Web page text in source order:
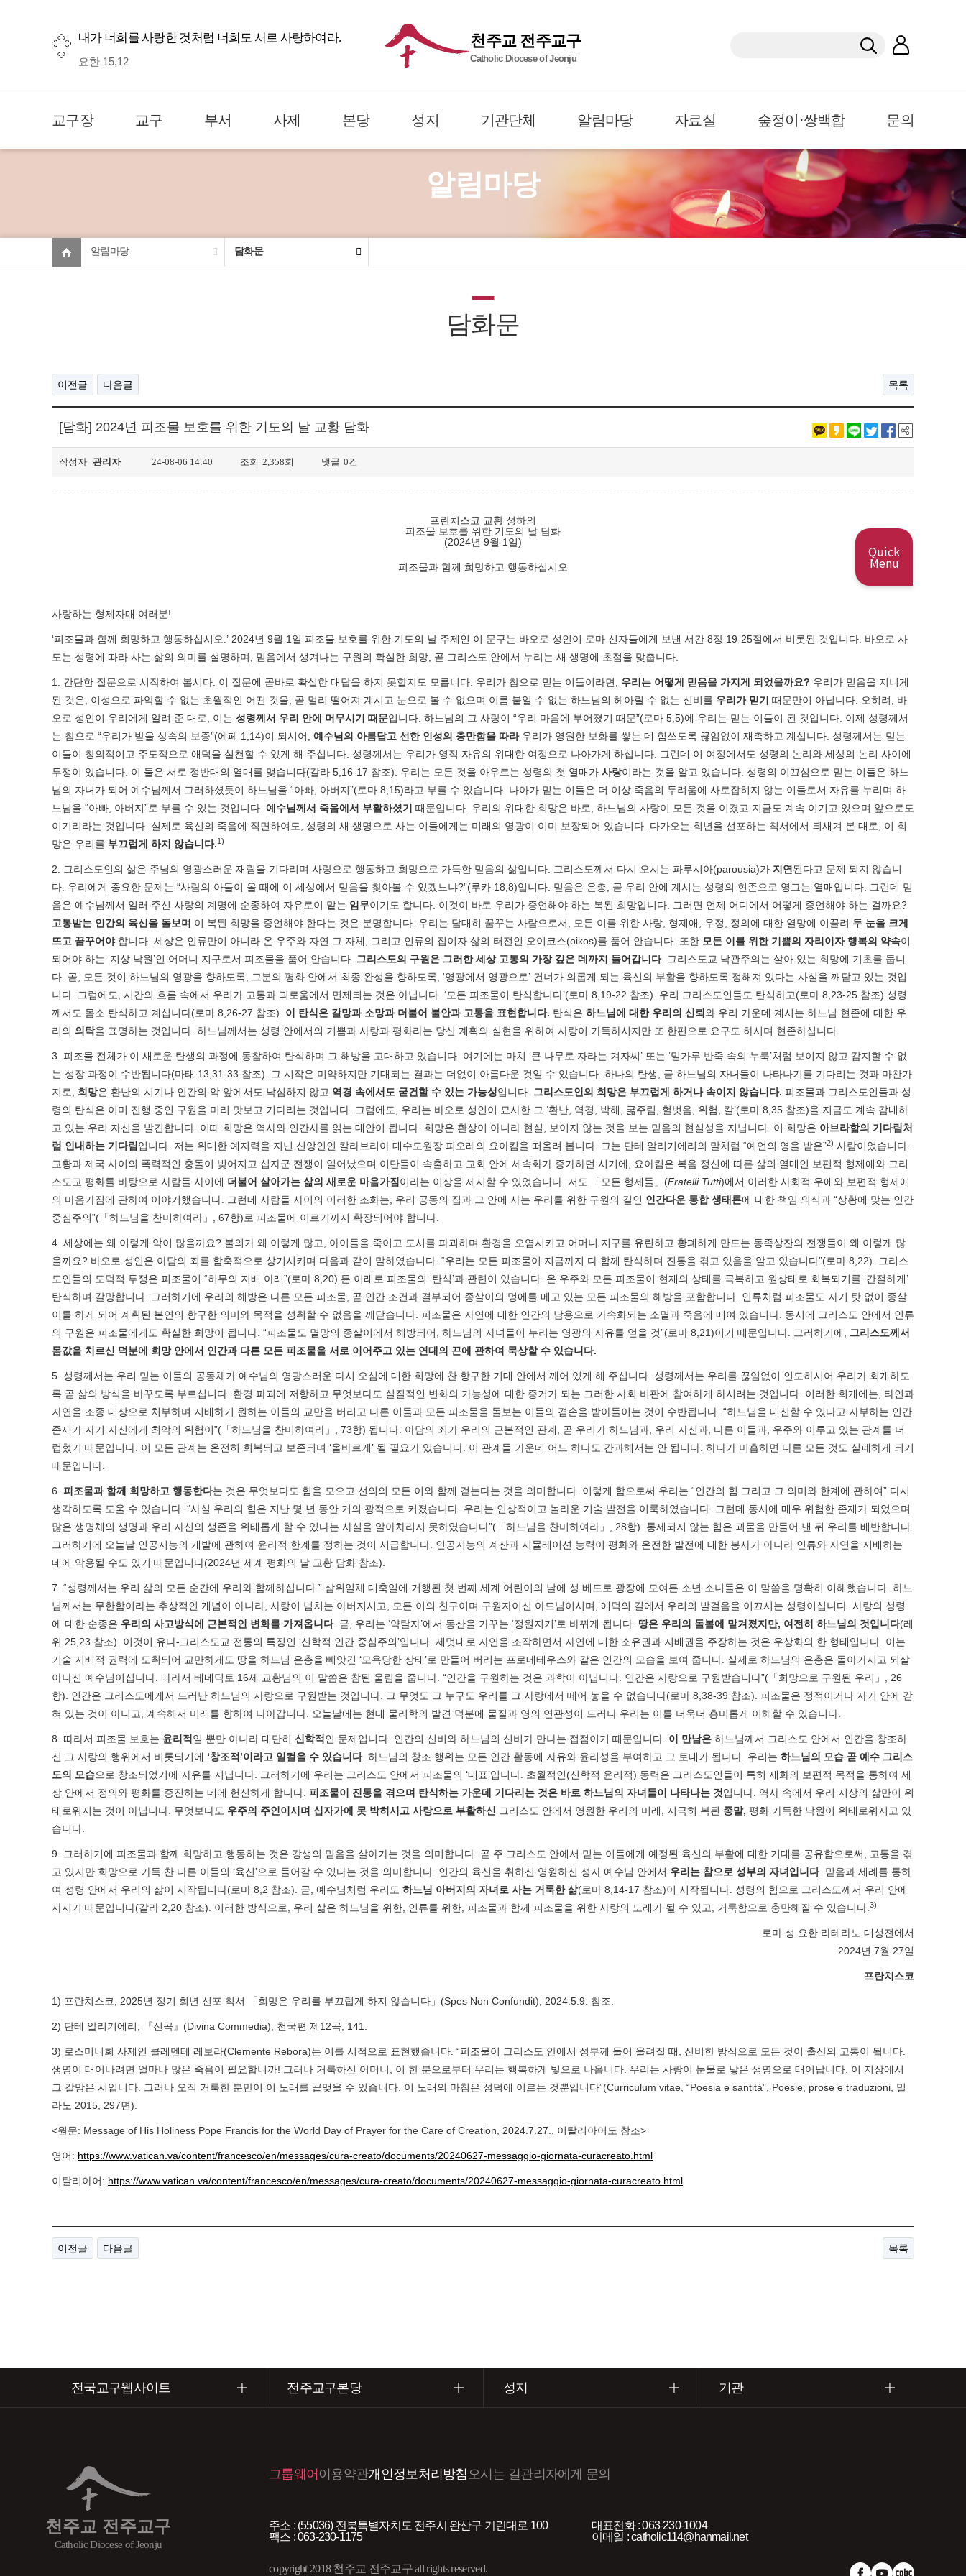
Quick
Menu
내가 너희를 사랑한 것처럼 너희도 서로 사랑하여라.
요한 15,12
천주교 전주교구
Catholic Diocese of Jeonju
교구장 교구 부서 사제 본당 성지 기관단체 알림마당 자료실 숲정이·쌍백합 문의
알림마당
알림마당 담화문
담화문
이전글 다음글 목록
[담화] 2024년 피조물 보호를 위한 기도의 날 교황 담화
작성자 관리자 24-08-06 14:40 조회 2,358회 댓글 0건
프란치스코 교황 성하의
피조물 보호를 위한 기도의 날 담화
(2024년 9월 1일)
피조물과 함께 희망하고 행동하십시오
사랑하는 형제자매 여러분!
‘피조물과 함께 희망하고 행동하십시오.’ 2024년 9월 1일 피조물 보호를 위한 기도의 날 주제인 이 문구는 바오로 성인이 로마 신자들에게 보낸 서간 8장 19-25절에서 비롯된 것입니다. 바오로 사
도는 성령에 따라 사는 삶의 의미를 설명하며, 믿음에서 생겨나는 구원의 확실한 희망, 곧 그리스도 안에서 누리는 새 생명에 초점을 맞춥니다.
1. 간단한 질문으로 시작하여 봅시다. 이 질문에 곧바로 확실한 대답을 하지 못할지도 모릅니다. 우리가 참으로 믿는 이들이라면, 우리는 어떻게 믿음을 가지게 되었을까요? 우리가 믿음을 지니게
된 것은, 이성으로 파악할 수 없는 초월적인 어떤 것을, 곧 멀리 떨어져 계시고 눈으로 볼 수 없으며 이름 붙일 수 없는 하느님의 헤아릴 수 없는 신비를 우리가 믿기
때문만이 아닙니다. 오히려, 바
오로 성인이 우리에게 알려 준 대로, 이는 성령께서 우리 안에 머무시기 때문입니다. 하느님의 그 사랑이 “우리 마음에 부어졌기 때문”(로마 5,5)에 우리는 믿는 이들이 된 것입니다. 이제 성령께서
는 참으로 “우리가 받을 상속의 보증”(에페 1,14)이 되시어, 예수님의 아름답고 선한 인성의 충만함을 따라우리가 영원한 보화를 쌓는 데 힘쓰도록 끊임없이 재촉하고 계십니다. 성령께서는 믿는
이들이 창의적이고 주도적으로 애덕을 실천할 수 있게 해 주십니다. 성령께서는 우리가 영적 자유의 위대한 여정으로 나아가게 하십니다. 그런데 이 여정에서도 성령의 논리와 세상의 논리 사이에
투쟁이 있습니다. 이 둘은 서로 정반대의 열매를 맺습니다(갈라 5,16-17 참조). 우리는 모든 것을 아우르는 성령의 첫 열매가 사랑이라는 것을 알고 있습니다. 성령의 이끄심으로 믿는 이들은 하느
님의 자녀가 되어 예수님께서 그러하셨듯이 하느님을 “아빠, 아버지”(로마 8,15)라고 부를 수 있습니다. 나아가 믿는 이들은 더 이상 죽음의 두려움에 사로잡히지 않는 이들로서 자유를 누리며 하
느님을 “아빠, 아버지”로 부를 수 있는 것입니다. 예수님께서 죽음에서 부활하셨기
때문입니다. 우리의 위대한 희망은 바로, 하느님의 사랑이 모든 것을 이겼고 지금도 계속 이기고 있으며 앞으로도
이기리라는 것입니다. 실제로 육신의 죽음에 직면하여도, 성령의 새 생명으로 사는 이들에게는 미래의 영광이 이미 보장되어 있습니다. 다가오는 희년을 선포하는 칙서에서 되새겨 본 대로, 이 희
망은 우리를 부끄럽게 하지 않습니다.1)
2. 그리스도인의 삶은 주님의 영광스러운 재림을 기다리며 사랑으로 행동하고 희망으로 가득한 믿음의 삶입니다. 그리스도께서 다시 오시는 파루시아(parousia)가 지연 된다고 문제 되지 않습니
다. 우리에게 중요한 문제는 “사람의 아들이 올 때에 이 세상에서 믿음을 찾아볼 수 있겠느냐?”(루카 18,8)입니다. 믿음은 은총, 곧 우리 안에 계시는 성령의 현존으로 영그는 열매입니다. 그런데 믿
음은 예수님께서 일러 주신 사랑의 계명에 순종하여 자유로이 맡는 임무이기도 합니다. 이것이 바로 우리가 증언해야 하는 복된 희망입니다. 그러면 언제 어디에서 어떻게 증언해야 하는 걸까요?
고통받는 인간의 육신을 돌보며 이 복된 희망을 증언해야 한다는 것은 분명합니다. 우리는 담대히 꿈꾸는 사람으로서, 모든 이를 위한 사랑, 형제애, 우정, 정의에 대한 열망에 이끌려 두 눈을 크게
뜨고 꿈꾸어야합니다. 세상은 인류만이 아니라 온 우주와 자연 그 자체, 그리고 인류의 집이자 삶의 터전인 오이코스(oikos)를 품어 안습니다. 또한 모든 이를 위한 기쁨의 자리이자 행복의 약속이
되어야 하는 ‘지상 낙원’인 어머니 지구로서 피조물을 품어 안습니다. 그리스도의 구원은 그러한 세상 고통의 가장 깊은 데까지 들어갑니다. 그리스도교 낙관주의는 살아 있는 희망에 기초를 둡니
다. 곧, 모든 것이 하느님의 영광을 향하도록, 그분의 평화 안에서 최종 완성을 향하도록, ‘영광에서 영광으로’ 건너가 의롭게 되는 육신의 부활을 향하도록 정해져 있다는 사실을 깨닫고 있는 것입
니다. 그럼에도, 시간의 흐름 속에서 우리가 고통과 괴로움에서 면제되는 것은 아닙니다. ‘모든 피조물이 탄식합니다’(로마 8,19-22 참조). 우리 그리스도인들도 탄식하고(로마 8,23-25 참조) 성령
께서도 몸소 탄식하고 계십니다(로마 8,26-27 참조). 이 탄식은 갈망과 소망과 더불어 불안과 고통을 표현합니다. 탄식은 하느님에 대한 우리의 신뢰와 우리 가운데 계시는 하느님 현존에 대한 우
리의 의탁을 표명하는 것입니다. 하느님께서는 성령 안에서의 기쁨과 사랑과 평화라는 당신 계획의 실현을 위하여 사랑이 가득하시지만 또 한편으로 요구도 하시며 현존하십니다.
3. 피조물 전체가 이 새로운 탄생의 과정에 동참하여 탄식하며 그 해방을 고대하고 있습니다. 여기에는 마치 ‘큰 나무로 자라는 겨자씨’ 또는 ‘밀가루 반죽 속의 누룩’처럼 보이지 않고 감지할 수 없
는 성장 과정이 수반됩니다(마태 13,31-33 참조). 그 시작은 미약하지만 기대되는 결과는 더없이 아름다운 것일 수 있습니다. 하나의 탄생, 곧 하느님의 자녀들이 나타나기를 기다리는 것과 마찬가
지로, 희망은 환난의 시기나 인간의 악 앞에서도 낙심하지 않고 역경 속에서도 굳건할 수 있는 가능성입니다. 그리스도인의 희망은 부끄럽게 하거나 속이지 않습니다. 피조물과 그리스도인들과 성
령의 탄식은 이미 진행 중인 구원을 미리 맛보고 기다리는 것입니다. 그럼에도, 우리는 바오로 성인이 묘사한 그 ‘환난, 역경, 박해, 굶주림, 헐벗음, 위험, 칼’(로마 8,35 참조)을 지금도 계속 감내하
고 있는 우리 자신을 발견합니다. 이때 희망은 역사와 인간사를 읽는 대안이 됩니다. 희망은 환상이 아니라 현실, 보이지 않는 것을 보는 믿음의 현실성을 지닙니다. 이 희망은 아브라함의 기다림처
럼 인내하는 기다림입니다. 저는 위대한 예지력을 지닌 신앙인인 칼라브리아 대수도원장 피오레의 요아킴을 떠올려 봅니다. 그는 단테 알리기에리의 말처럼 “예언의 영을 받은”2) 사람이었습니다.
교황과 제국 사이의 폭력적인 충돌이 빚어지고 십자군 전쟁이 일어났으며 이단들이 속출하고 교회 안에 세속화가 증가하던 시기에, 요아킴은 복음 정신에 따른 삶의 열매인 보편적 형제애와 그리
스도교 평화를 바탕으로 사람들 사이에 더불어 살아가는 삶의 새로운 마음가짐이라는 이상을 제시할 수 있었습니다. 저도 「모든 형제들」(Fratelli Tutti)에서 이러한 사회적 우애와 보편적 형제애
의 마음가짐에 관하여 이야기했습니다. 그런데 사람들 사이의 이러한 조화는, 우리 공동의 집과 그 안에 사는 우리를 위한 구원의 길인 인간다운 통합 생태론에 대한 책임 의식과 “상황에 맞는 인간
중심주의”(「하느님을 찬미하여라」, 67항)로 피조물에 이르기까지 확장되어야 합니다.
4. 세상에는 왜 이렇게 악이 많을까요? 불의가 왜 이렇게 많고, 아이들을 죽이고 도시를 파괴하며 환경을 오염시키고 어머니 지구를 유린하고 황폐하게 만드는 동족상잔의 전쟁들이 왜 이렇게 많
을까요? 바오로 성인은 아담의 죄를 함축적으로 상기시키며 다음과 같이 말하였습니다. “우리는 모든 피조물이 지금까지 다 함께 탄식하며 진통을 겪고 있음을 알고 있습니다”(로마 8,22). 그리스
도인들의 도덕적 투쟁은 피조물이 “허무의 지배 아래”(로마 8,20) 든 이래로 피조물의 ‘탄식’과 관련이 있습니다. 온 우주와 모든 피조물이 현재의 상태를 극복하고 원상태로 회복되기를 ‘간절하게’
탄식하며 갈망합니다. 그러하기에 우리의 해방은 다른 모든 피조물, 곧 인간 조건과 결부되어 종살이의 멍에를 메고 있는 모든 피조물의 해방을 포함합니다. 인류처럼 피조물도 자기 탓 없이 종살
이를 하게 되어 계획된 본연의 항구한 의미와 목적을 성취할 수 없음을 깨닫습니다. 피조물은 자연에 대한 인간의 남용으로 가속화되는 소멸과 죽음에 매여 있습니다. 동시에 그리스도 안에서 인류
의 구원은 피조물에게도 확실한 희망이 됩니다. “피조물도 멸망의 종살이에서 해방되어, 하느님의 자녀들이 누리는 영광의 자유를 얻을 것”(로마 8,21)이기 때문입니다. 그러하기에, 그리스도께서
몸값을 치르신 덕분에 희망 안에서 인간과 다른 모든 피조물을 서로 이어주고 있는 연대의 끈에 관하여 묵상할 수 있습니다.
5. 성령께서는 우리 믿는 이들의 공동체가 예수님의 영광스러운 다시 오심에 대한 희망에 찬 항구한 기대 안에서 깨어 있게 해 주십니다. 성령께서는 우리를 끊임없이 인도하시어 우리가 회개하도
록 곧 삶의 방식을 바꾸도록 부르십니다. 환경 파괴에 저항하고 무엇보다도 실질적인 변화의 가능성에 대한 증거가 되는 그러한 사회 비판에 참여하게 하시려는 것입니다. 이러한 회개에는, 타인과
자연을 조종 대상으로 치부하며 지배하기 원하는 이들의 교만을 버리고 다른 이들과 모든 피조물을 돌보는 이들의 겸손을 받아들이는 것이 수반됩니다. “하느님을 대신할 수 있다고 자부하는 인간
존재가 자기 자신에게 최악의 위험이”(「하느님을 찬미하여라」, 73항) 됩니다. 아담의 죄가 우리의 근본적인 관계, 곧 우리가 하느님과, 우리 자신과, 다른 이들과, 우주와 이루고 있는 관계를 더
럽혔기 때문입니다. 이 모든 관계는 온전히 회복되고 보존되며 ‘올바르게’ 될 필요가 있습니다. 이 관계들 가운데 어느 하나도 간과해서는 안 됩니다. 하나가 미흡하면 다른 모든 것도 실패하게 되기
때문입니다.
6. 피조물과 함께 희망하고 행동한다는 것은 무엇보다도 힘을 모으고 선의의 모든 이와 함께 걷는다는 것을 의미합니다. 이렇게 함으로써 우리는 “인간의 힘 그리고 그 의미와 한계에 관하여” 다시
생각하도록 도울 수 있습니다. “사실 우리의 힘은 지난 몇 년 동안 거의 광적으로 커졌습니다. 우리는 인상적이고 놀라운 기술 발전을 이룩하였습니다. 그런데 동시에 매우 위험한 존재가 되었으며
많은 생명체의 생명과 우리 자신의 생존을 위태롭게 할 수 있다는 사실을 알아차리지 못하였습니다”(「하느님을 찬미하여라」, 28항). 통제되지 않는 힘은 괴물을 만들어 낸 뒤 우리를 배반합니다.
그러하기에 오늘날 인공지능의 개발에 관하여 윤리적 한계를 정하는 것이 시급합니다. 인공지능의 계산과 시뮬레이션 능력이 평화와 온전한 발전에 대한 봉사가 아니라 인류와 자연을 지배하는
데에 악용될 수도 있기 때문입니다(2024년 세계 평화의 날 교황 담화 참조).
7. “성령께서는 우리 삶의 모든 순간에 우리와 함께하십니다.” 삼위일체 대축일에 거행된 첫 번째 세계 어린이의 날에 성 베드로 광장에 모여든 소년 소녀들은 이 말씀을 명확히 이해했습니다. 하느
님께서는 무한함이라는 추상적인 개념이 아니라, 사랑이 넘치는 아버지시고, 모든 이의 친구이며 구원자이신 아드님이시며, 애덕의 길에서 우리의 발걸음을 이끄시는 성령이십니다. 사랑의 성령
에 대한 순종은 우리의 사고방식에 근본적인 변화를 가져옵니다. 곧, 우리는 ‘약탈자’에서 동산을 가꾸는 ‘정원지기’로 바뀌게 됩니다. 땅은 우리의 돌봄에 맡겨졌지만, 여전히 하느님의 것입니다(레
위 25,23 참조). 이것이 유다-그리스도교 전통의 특징인 ‘신학적 인간 중심주의’입니다. 제멋대로 자연을 조작하면서 자연에 대한 소유권과 지배권을 주장하는 것은 우상화의 한 형태입니다. 이는
기술 지배적 권력에 도취되어 교만하게도 땅을 하느님 은총을 빼앗긴 ‘모욕당한 상태’로 만들어 버리는 프로메테우스와 같은 인간의 모습을 보여 줍니다. 실제로 하느님의 은총은 돌아가시고 되살
아나신 예수님이십니다. 따라서 베네딕토 16세 교황님의 이 말씀은 참된 울림을 줍니다. “인간을 구원하는 것은 과학이 아닙니다. 인간은 사랑으로 구원받습니다”(「희망으로 구원된 우리」, 26
항). 인간은 그리스도에게서 드러난 하느님의 사랑으로 구원받는 것입니다. 그 무엇도 그 누구도 우리를 그 사랑에서 떼어 놓을 수 없습니다(로마 8,38-39 참조). 피조물은 정적이거나 자기 안에 갇
혀 있는 것이 아니고, 계속해서 미래를 향하여 나아갑니다. 오늘날에는 현대 물리학의 발견 덕분에 물질과 영의 연관성이 드러나 우리는 이를 더욱더 흥미롭게 이해할 수 있습니다.
8. 따라서 피조물 보호는 윤리적 일 뿐만 아니라 대단히 신학적 인 문제입니다. 인간의 신비와 하느님의 신비가 만나는 접점이기 때문입니다. 이 만남은 하느님께서 그리스도 안에서 인간을 창조하
신 그 사랑의 행위에서 비롯되기에 ‘창조적 ’이라고 일컬을 수 있습니다. 하느님의 창조 행위는 모든 인간 활동에 자유와 윤리성을 부여하고 그 토대가 됩니다. 우리는 하느님의 모습 곧 예수 그리스
도의 모습으로 창조되었기에 자유를 지닙니다. 그러하기에 우리는 그리스도 안에서 피조물의 ‘대표’입니다. 초월적인(신학적 윤리적) 동력은 그리스도인들이 특히 재화의 보편적 목적을 통하여 세
상 안에서 정의와 평화를 증진하는 데에 헌신하게 합니다. 피조물이 진통을 겪으며 탄식하는 가운데 기다리는 것은 바로 하느님의 자녀들이 나타나는 것입니다. 역사 속에서 우리 지상의 삶만이 위
태로워지는 것이 아닙니다. 무엇보다도 우주의 주인이시며 십자가에 못 박히시고 사랑으로 부활하신 그리스도 안에서 영원한 우리의 미래, 지극히 복된 종말, 평화 가득한 낙원이 위태로워지고 있
습니다.
9. 그러하기에 피조물과 함께 희망하고 행동하는 것은 강생의 믿음을 살아가는 것을 의미합니다. 곧 주 그리스도 안에서 믿는 이들에게 예정된 육신의 부활에 대한 기대를 공유함으로써, 고통을 겪
고 있지만 희망으로 가득 찬 다른 이들의 ‘육신’으로 들어갈 수 있다는 것을 의미합니다. 인간의 육신을 취하신 영원하신 성자 예수님 안에서 우리는 참으로 성부의 자녀입니다. 믿음과 세례를 통하
여 성령 안에서 우리의 삶이 시작됩니다(로마 8,2 참조). 곧, 예수님처럼 우리도 하느님 아버지의 자녀로 사는 거룩한 삶(로마 8,14-17 참조)이 시작됩니다. 성령의 힘으로 그리스도께서 우리 안에
사시기 때문입니다(갈라 2,20 참조). 이러한 방식으로, 우리 삶은 하느님을 위한, 인류를 위한, 피조물과 함께 피조물을 위한 사랑의 노래가 될 수 있고, 거룩함으로 충만해질 수 있습니다. 3)
로마 성 요한 라테라노 대성전에서
2024년 7월 27일
프란치스코
1) 프란치스코, 2025년 정기 희년 선포 칙서 「희망은 우리를 부끄럽게 하지 않습니다」(Spes Non Confundit), 2024.5.9. 참조.
2) 단테 알리기에리, 『신곡』(Divina Commedia), 천국편 제12곡, 141.
3) 로스미니회 사제인 클레멘테 레보라(Clemente Rebora)는 이를 시적으로 표현했습니다. “피조물이 그리스도 안에서 성부께 들어 올려질 때, 신비한 방식으로 모든 것이 출산의 고통이 됩니다.
생명이 태어나려면 얼마나 많은 죽음이 필요합니까! 그러나 거룩하신 어머니, 이 한 분으로부터 우리는 행복하게 빛으로 나옵니다. 우리는 사랑이 눈물로 낳은 생명으로 태어납니다. 이 지상에서
그 갈망은 시입니다. 그러나 오직 거룩한 분만이 이 노래를 끝맺을 수 있습니다. 이 노래의 마침은 성덕에 이르는 것뿐입니다”(Curriculum vitae , “Poesia e santità”, Poesie, prose e traduzioni , 밀
라노 2015, 297면).
<원문: Message of His Holiness Pope Francis for the World Day of Prayer for the Care of Creation, 2024.7.27., 이탈리아어도 참조>
영어: https://www.vatican.va/content/francesco/en/messages/cura-creato/documents/20240627-messaggio-giornata-curacreato.html
이탈리아어: https://www.vatican.va/content/francesco/en/messages/cura-creato/documents/20240627-messaggio-giornata-curacreato.html
이전글 다음글 목록
전국교구웹사이트 전주교구본당 성지 기관
천주교 전주교구
Catholic Diocese of Jeonju
그룹웨어 이용약관개인정보처리방침오시는 길관리자에게 문의
주소 : (55036) 전북특별자치도 전주시 완산구 기린대로 100
대표전화 : 063-230-1004
팩스 : 063-230-1175
이메일 : catholic114@hanmail.net
copyright 2018 천주교 전주교구 all rights reserved.